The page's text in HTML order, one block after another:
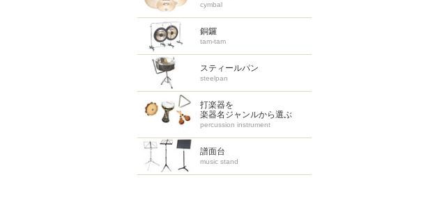
cymbal
銅鑼
tam-tam
スティールパン
steelpan
打楽器を
楽器名ジャンルから選ぶ
percussion instrument
譜面台
music stand